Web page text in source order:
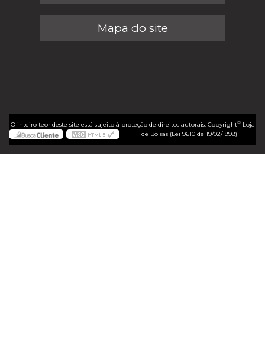
Mapa do site
O inteiro teor deste site está sujeito à proteção de direitos autorais. Copyright©Loja
de Bolsas (Lei 9610 de 19/02/1998)